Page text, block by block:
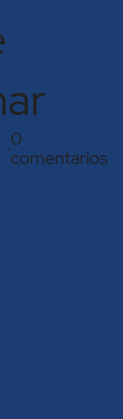
·0
comentarios